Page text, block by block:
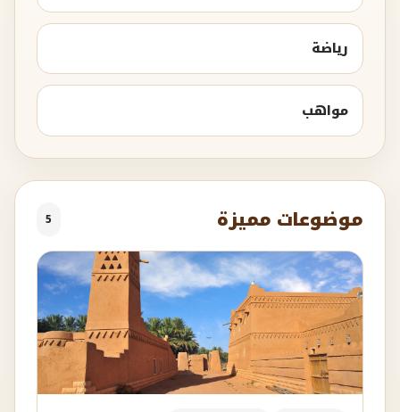
رياضة
مواهب
موضوعات مميزة 5